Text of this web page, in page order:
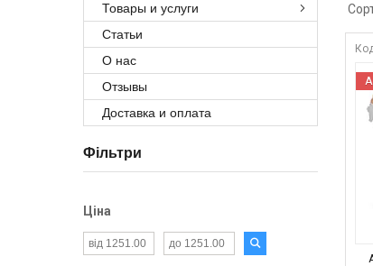
Товары и услуги
Статьи
О нас
Отзывы
Доставка и оплата
Фільтри
Ціна